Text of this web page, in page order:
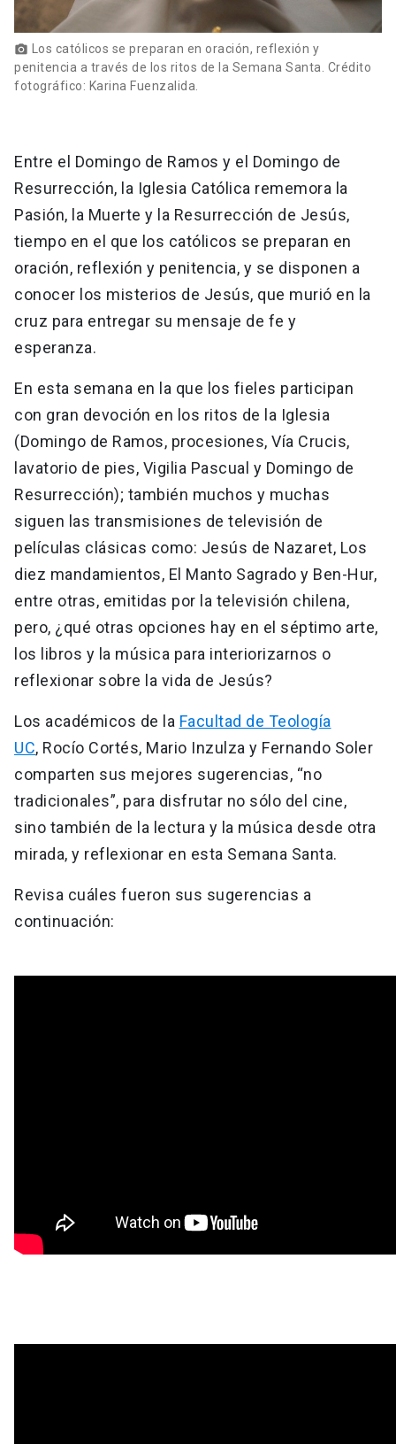
photo_camera Los católicos se preparan en oración, reflexión y
penitencia a través de los ritos de la Semana Santa. Crédito
fotográfico: Karina Fuenzalida.
Entre el Domingo de Ramos y el Domingo de
Resurrección, la Iglesia Católica rememora la
Pasión, la Muerte y la Resurrección de Jesús,
tiempo en el que los católicos se preparan en
oración, reflexión y penitencia, y se disponen a
conocer los misterios de Jesús, que murió en la
cruz para entregar su mensaje de fe y
esperanza.
En esta semana en la que los fieles participan
con gran devoción en los ritos de la Iglesia
(Domingo de Ramos, procesiones, Vía Crucis,
lavatorio de pies, Vigilia Pascual y Domingo de
Resurrección); también muchos y muchas
siguen las transmisiones de televisión de
películas clásicas como: Jesús de Nazaret, Los
diez mandamientos, El Manto Sagrado y Ben-Hur,
entre otras, emitidas por la televisión chilena,
pero, ¿qué otras opciones hay en el séptimo arte,
los libros y la música para interiorizarnos o
reflexionar sobre la vida de Jesús?
Los académicos de la Facultad de Teología
UC, Rocío Cortés, Mario Inzulza y Fernando Soler
comparten sus mejores sugerencias, “no
tradicionales”, para disfrutar no sólo del cine,
sino también de la lectura y la música desde otra
mirada, y reflexionar en esta Semana Santa.
Revisa cuáles fueron sus sugerencias a
continuación: